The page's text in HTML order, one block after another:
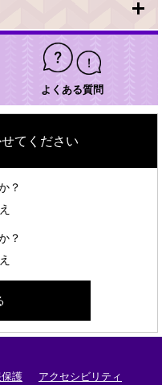
よくある質問
てください
？
？
護 アクセシビリティ